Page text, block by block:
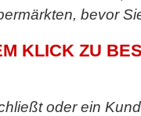
bevor
KLICK ZU
oder ein